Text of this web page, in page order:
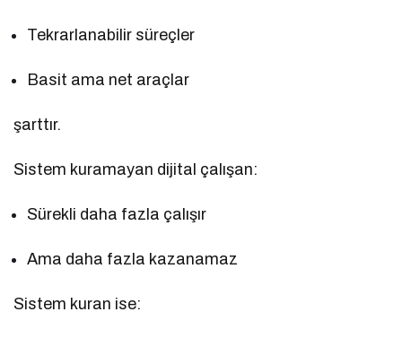
Tekrarlanabilir süreçler
Basit ama net araçlar
şarttır.
Sistem kuramayan dijital çalışan:
Sürekli daha fazla çalışır
Ama daha fazla kazanamaz
Sistem kuran ise: